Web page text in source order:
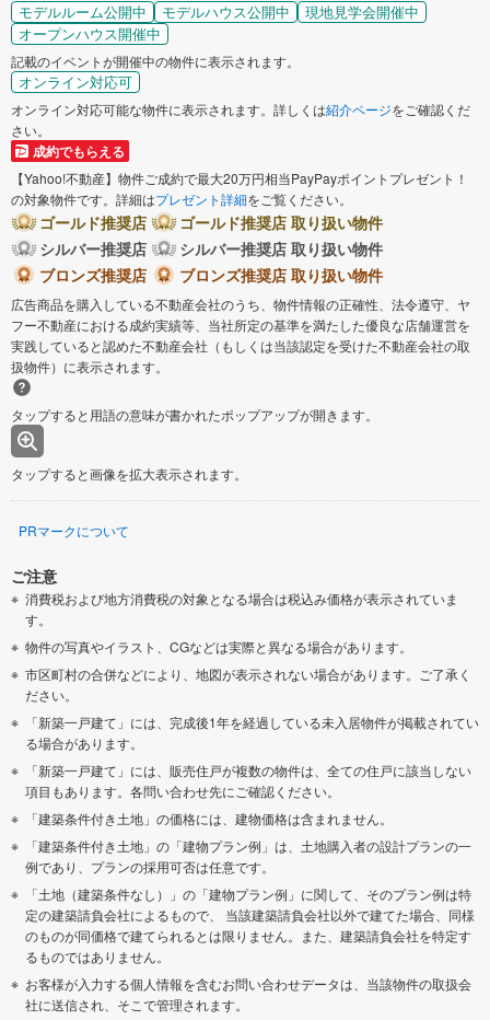
モデルルーム公開中 モデルハウス公開中
現地見学会開催中
オープンハウス開催中
記載のイベントが開催中の物件に表示されます。
オンライン対応可
オンライン対応可能な物件に表示されます。詳しくは紹介ページをご確認くだ
さい。
成約でもらえる
【Yahoo!不動産】物件ご成約で最大20万円相当PayPayポイントプレゼント！
の対象物件です。詳細はプレゼント詳細をご覧ください。
ゴールド推奨店
ゴールド推奨店 取り扱い物件
シルバー推奨店
シルバー推奨店 取り扱い物件
ブロンズ推奨店
ブロンズ推奨店 取り扱い物件
広告商品を購入している不動産会社のうち、物件情報の正確性、法令遵守、ヤ
フー不動産における成約実績等、当社所定の基準を満たした優良な店舗運営を
実践していると認めた不動産会社（もしくは当該認定を受けた不動産会社の取
扱物件）に表示されます。
タップすると用語の意味が書かれたポップアップが開きます。
タップすると画像を拡大表示されます。
PRマークについて
ご注意
消費税および地方消費税の対象となる場合は税込み価格が表示されていま
す。
物件の写真やイラスト、CGなどは実際と異なる場合があります。
市区町村の合併などにより、地図が表示されない場合があります。ご了承く
ださい。
「新築一戸建て」には、完成後1年を経過している未入居物件が掲載されてい
る場合があります。
「新築一戸建て」には、販売住戸が複数の物件は、全ての住戸に該当しない
項目もあります。各問い合わせ先にご確認ください。
「建築条件付き土地」の価格には、建物価格は含まれません。
「建築条件付き土地」の「建物プラン例」は、土地購入者の設計プランの一
例であり、プランの採用可否は任意です。
「土地（建築条件なし）」の「建物プラン例」に関して、そのプラン例は特
定の建築請負会社によるもので、 当該建築請負会社以外で建てた場合、同様
のものが同価格で建てられるとは限りません。また、建築請負会社を特定す
るものではありません。
お客様が入力する個人情報を含むお問い合わせデータは、当該物件の取扱会
社に送信され、そこで管理されます。